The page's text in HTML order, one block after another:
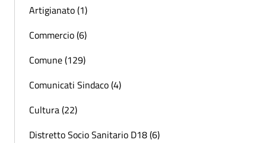
Artigianato (1)
Commercio (6)
Comune (129)
Comunicati Sindaco (4)
Cultura (22)
Distretto Socio Sanitario D18 (6)